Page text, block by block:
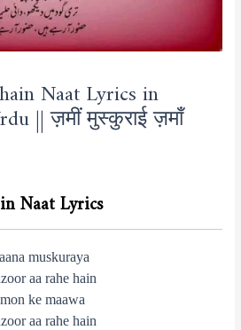
Naat Lyrics in
|| ज़मीं मुस्कुराई ज़माँ
Naat Lyrics
muskuraya
aa rahe hain
ke maawa
aa rahe hain